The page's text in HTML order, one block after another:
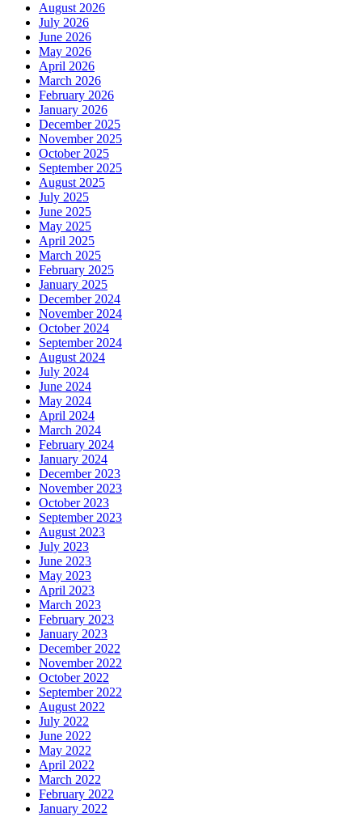
August 2026
July 2026
June 2026
May 2026
April 2026
March 2026
February 2026
January 2026
December 2025
November 2025
October 2025
September 2025
August 2025
July 2025
June 2025
May 2025
April 2025
March 2025
February 2025
January 2025
December 2024
November 2024
October 2024
September 2024
August 2024
July 2024
June 2024
May 2024
April 2024
March 2024
February 2024
January 2024
December 2023
November 2023
October 2023
September 2023
August 2023
July 2023
June 2023
May 2023
April 2023
March 2023
February 2023
January 2023
December 2022
November 2022
October 2022
September 2022
August 2022
July 2022
June 2022
May 2022
April 2022
March 2022
February 2022
January 2022